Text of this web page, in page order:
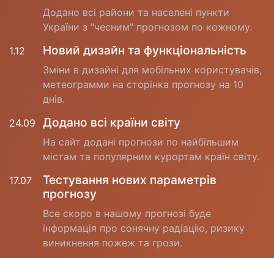
Додано всі райони та населені пункти
України з "чесним" прогнозом по кожному.
1.12
Новий дизайн та функціональність
Зміни в дизайні для мобільних користувачів,
метеограмми на сторінка прогнозу на 10
днів.
24.09
Додано всі країни світу
На сайт додані прогнози по найбільшим
містам та популярним курортам країн світу.
17.07
Тестування нових параметрів
прогнозу
Все скоро в нашому прогнозі буде
інформація про сонячну радіацію, ризику
виникнення пожеж та грози.